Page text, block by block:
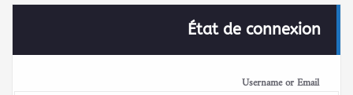
État de connexion
Username or Email